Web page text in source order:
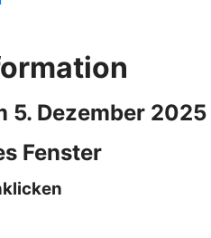
5. Dezember 2025
Fenster